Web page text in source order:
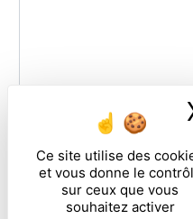
Ce site utilise des
et vous donne le
sur ceux que vous
souhaitez activer
Combien font six plus
En cochant cette